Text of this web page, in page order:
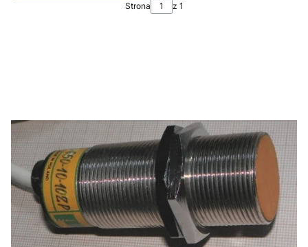
Strona z 1